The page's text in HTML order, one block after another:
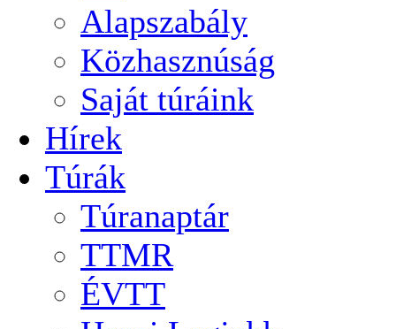
Alapszabály
Közhasznúság
Saját túráink
Hírek
Túrák
Túranaptár
TTMR
ÉVTT